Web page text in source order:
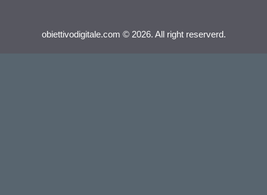
obiettivodigitale.com © 2026. All right reserverd.